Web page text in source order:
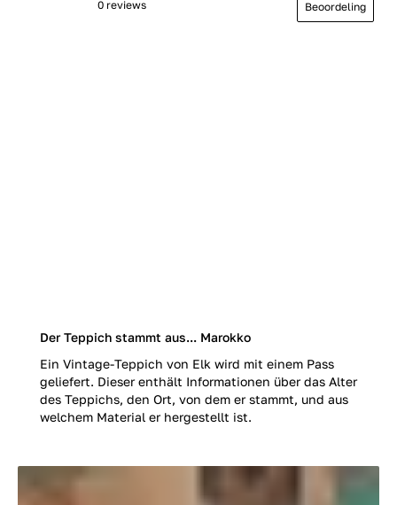
Der Teppich stammt aus... Marokko
Ein Vintage-Teppich von Elk wird mit einem Pass
geliefert. Dieser enthält Informationen über das Alter
des Teppichs, den Ort, von dem er stammt, und aus
welchem Material er hergestellt ist.
0 reviews Beoordeling